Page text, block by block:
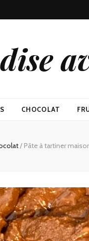
CHOCOLAT
/ Pâte à tartiner